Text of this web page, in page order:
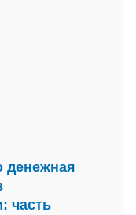
денежная
часть